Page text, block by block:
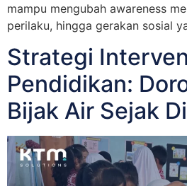
mampu mengubah awareness
perilaku, hingga gerakan sosial
Strategi
Pendidikan:
Bijak Air Sejak